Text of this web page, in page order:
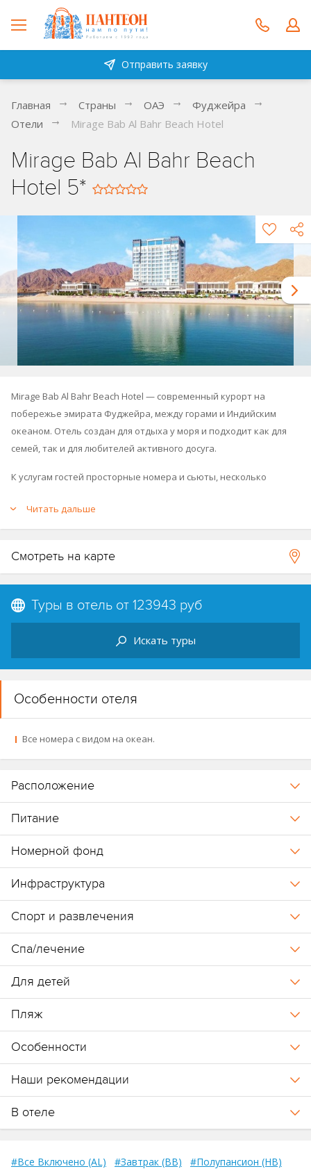
Отправить заявку
Главная Страны ОАЭ
Фуджейра
Отели
Mirage Bab Al Bahr Beach Hotel
Mirage Bab Al Bahr Beach
Hotel 5*
Mirage Bab Al Bahr Beach Hotel — современный курорт на
побережье эмирата Фуджейра, между горами и Индийским
океаном. Отель создан для отдыха у моря и подходит как для
семей, так и для любителей активного досуга.
К услугам гостей просторные номера и сьюты, несколько
площадки и ежедневные развлечения для взрослых и детей.
Читать дальше
Смотреть на карте
Туры в отель от 123943 руб
Искать туры
Особенности отеля
Все номера с видом на океан.
Расположение
Питание
Номерной фонд
Инфраструктура
Спорт и развлечения
Спа/лечение
Для детей
Пляж
Особенности
Наши рекомендации
В отеле
#Все Включено (AL) #Завтрак (BB)
#Полупансион (HB)